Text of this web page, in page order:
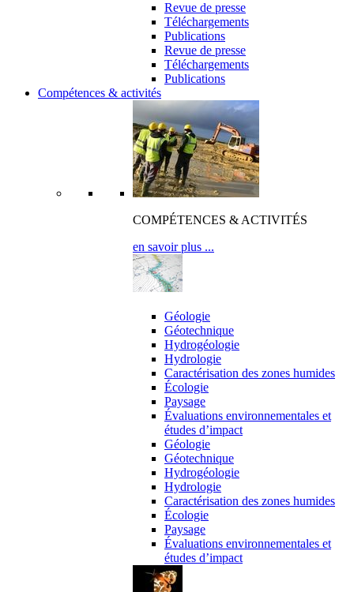
Revue de presse
Téléchargements
Publications
Revue de presse
Téléchargements
Publications
Compétences & activités
COMPÉTENCES & ACTIVITÉS
en savoir plus ...
Géologie
Géotechnique
Hydrogéologie
Hydrologie
Caractérisation des zones humides
Écologie
Paysage
Évaluations environnementales et
études d’impact
Géologie
Géotechnique
Hydrogéologie
Hydrologie
Caractérisation des zones humides
Écologie
Paysage
Évaluations environnementales et
études d’impact